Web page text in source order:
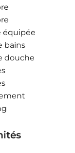
équipée
bains
douche